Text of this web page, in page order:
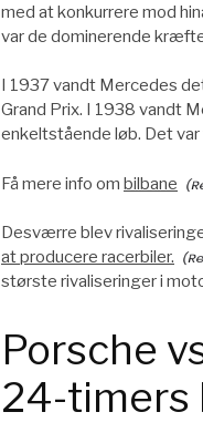
med at konkurrere mod
var de dominerende
I 1937 vandt Mercedes
Grand Prix. I 1938 vandt
enkeltstående løb. Det
Få mere info om bilbane
Desværre blev
at producere racerbiler.
største rivaliseringer i
Porsche
24-timers